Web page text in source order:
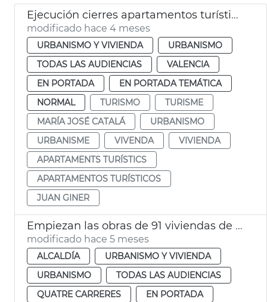
Ejecución cierres apartamentos turísticos ilegales
modificado hace 4 meses
URBANISMO Y VIVIENDA
URBANISMO
TODAS LAS AUDIENCIAS
VALENCIA
EN PORTADA
EN PORTADA TEMÁTICA
NORMAL
TURISMO
TURISME
MARÍA JOSÉ CATALÁ
URBANISMO
URBANISME
VIVENDA
VIVIENDA
APARTAMENTS TURÍSTICS
APARTAMENTOS TURÍSTICOS
JUAN GINER
Empiezan las obras de 91 viviendas de alquiler social a Malilla València
modificado hace 5 meses
ALCALDÍA
URBANISMO Y VIVIENDA
URBANISMO
TODAS LAS AUDIENCIAS
QUATRE CARRERES
EN PORTADA